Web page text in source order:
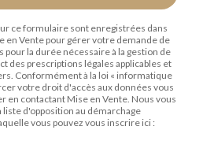
ce formulaire sont enregistrées dans
en Vente pour gérer votre demande de
pour la durée nécessaire à la gestion de
des prescriptions légales applicables et
Conformément à la loi « informatique
votre droit d'accès aux données vous
en contactant Mise en Vente. Nous vous
d'opposition au démarchage
vous pouvez vous inscrire ici :